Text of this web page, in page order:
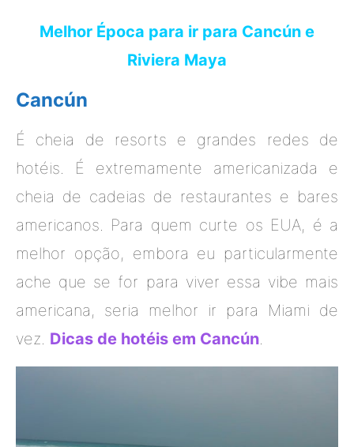
Melhor Época para ir para Cancún e
Riviera Maya
Cancún
É cheia de resorts e grandes redes de
hotéis. É extremamente americanizada e
cheia de cadeias de restaurantes e bares
americanos. Para quem curte os EUA, é a
melhor opção, embora eu particularmente
ache que se for para viver essa vibe mais
americana, seria melhor ir para Miami de
vez. Dicas de hotéis em Cancún